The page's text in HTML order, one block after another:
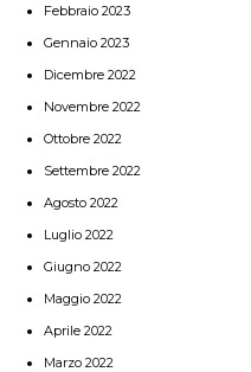
Febbraio 2023
Gennaio 2023
Dicembre 2022
Novembre 2022
Ottobre 2022
Settembre 2022
Agosto 2022
Luglio 2022
Giugno 2022
Maggio 2022
Aprile 2022
Marzo 2022